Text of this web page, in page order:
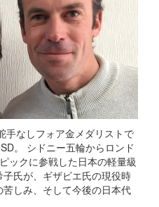
手なしフォア金メダリストで
。 シドニー五輪からロンド
ックに参戦した日本の軽量級
氏が、ギザビエ氏の現役時
しみ、そして今後の日本代